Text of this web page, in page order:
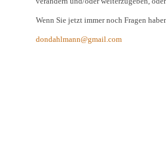
Wenn Sie jetzt immer noch Fragen
dondahlmann@gmail.com